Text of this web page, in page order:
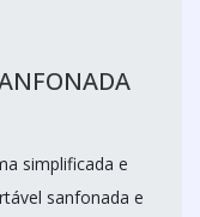
simplificada e
sanfonada e